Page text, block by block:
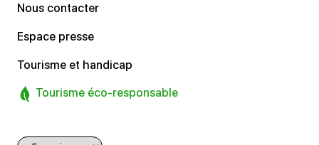
Nous contacter
Espace presse
Tourisme et handicap
Tourisme éco-responsable